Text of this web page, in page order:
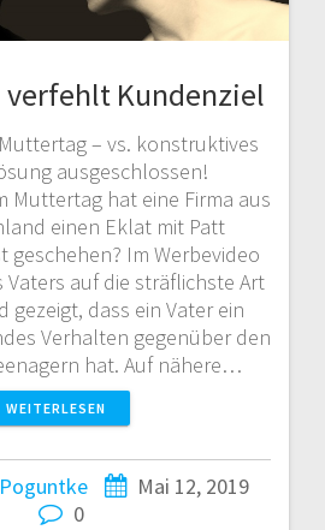
Kundenziel
– vs. konstruktives
ausgeschlossen!
Muttertag hat eine Firma aus
einen Eklat mit Patt
geschehen? Im Werbevideo
Vaters auf die sträflichste Art
gezeigt, dass ein Vater ein
Verhalten gegenüber den
hat. Auf nähere…
WEITERLESEN
Mai 12, 2019
0